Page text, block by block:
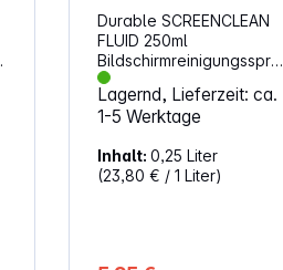
Durable SCREENCLEAN
FLUID 250ml
Bildschirmreinigungsspra
y (578219). Pumpspray
für die streifenfreie
Bildschirmreinigung
Bildschirme von
Computern, Laptops,
Lagernd, Lieferzeit: ca.
1-5 Werktage
Inhalt:0,25 Liter
(23,80 € / 1 Liter)